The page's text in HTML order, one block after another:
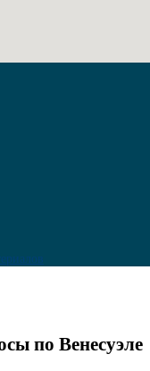
по Венесуэле